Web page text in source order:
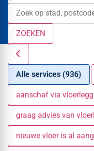
ZOEKEN
Alle services (936)
aanschaf via
graag advies van
nieuwe vloer is al